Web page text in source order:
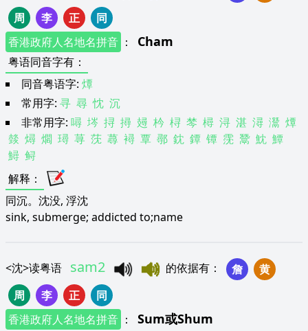
周
李 正
同
香港政府人名地名拼音 ： Cham
粤语同音字有 ：
同音粤语字: 燂
常用字: 寻 尋 忱 沉
非常用字: 噚 埁 挦 撏 攳 枔 桪 棽 樳 浔 湛 潯 灊 燂
燅 燖 爓 璕 荨 莐 蕁 襑 覃 鄩 鈂 鐔 镡 霃 鬵 魫 鱏
鱘 鲟
解释 ：
同沉。沈没, 浮沈
sink, submerge; addicted to;name
<沈>读粤语 sam2 的依据有 ： 詹
黄
周
李 正
同
香港政府人名地名拼音 ： Sum或Shum